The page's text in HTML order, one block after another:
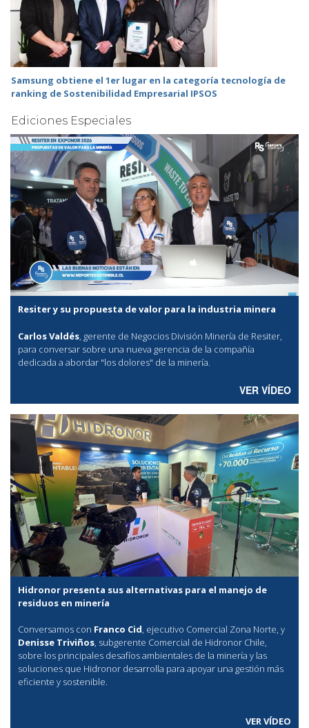
Samsung obtiene el 1er lugar en la categoría tecnología de
ranking de Sostenibilidad Empresarial IPSOS
Ediciones Especiales
Resiter y su propuesta de valor para la industria minera
Carlos Valdés, gerente de Negocios División Minería de Resiter,
para conversar sobre una nueva gerencia de la compañía
dedicada a abordar "los dolores" de la minería.
VER VÍDEO
Hidronor presenta sus alternativas para el manejo de
residuos en minería
Conversamos con Franco Cid, ejecutivo Comercial Zona Norte, y
Denisse Triviños, subgerente Comercial de Hidronor Chile,
sobre los principales desafíos ambientales de la minería y las
soluciones que Hidronor desarrolla para apoyar una gestión más
eficiente y sostenible.
VER VÍDEO